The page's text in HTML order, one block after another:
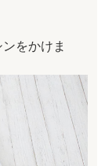
をかけま